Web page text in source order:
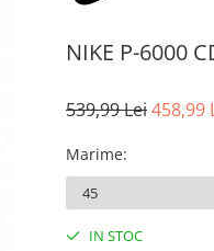
NIKE P-6000
539,99 Lei458,99
Marime:
IN STOC